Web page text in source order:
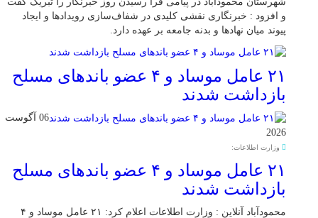
و افزود : خبرنگاری نقشی کلیدی در شفاف‌سازی رویدادها و ایجاد
پیوند میان نهادها و بدنه جامعه بر عهده دارد.
۲۱ عامل موساد و ۴ عضو باند‌های مسلح
بازداشت شدند
06 آگوست
2026
وزارت اطلاعات:
۲۱ عامل موساد و ۴ عضو باند‌های مسلح
بازداشت شدند
محمودآباد آنلاین : وزارت اطلاعات اعلام کرد: ۲۱ عامل موساد و ۴